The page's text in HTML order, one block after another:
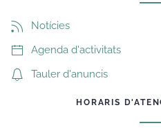
Notícies
Agenda d'activitats
Tauler d'anuncis
HORARIS